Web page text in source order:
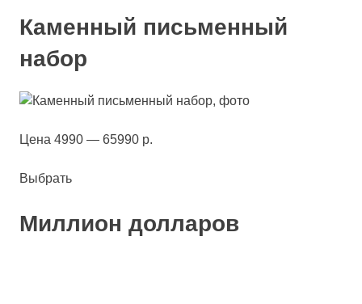
Каменный письменный
набор
Цена 4990 — 65990 р.
Выбрать
Миллион долларов